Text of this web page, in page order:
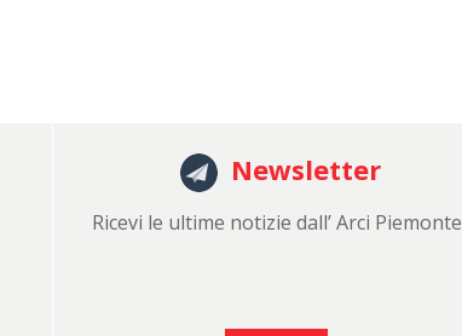
Newsletter
Ricevi le ultime notizie dall’ Arci Piemonte